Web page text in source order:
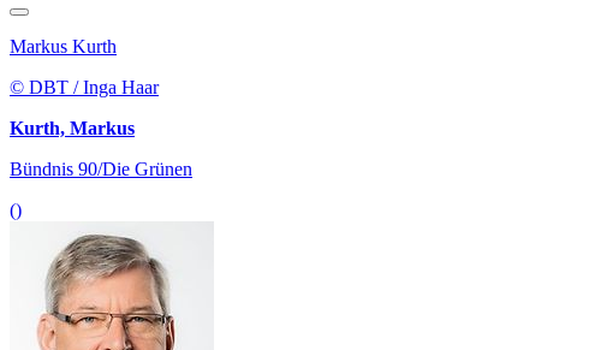
Markus Kurth
© DBT / Inga Haar
Kurth, Markus
Bündnis 90/Die Grünen
()